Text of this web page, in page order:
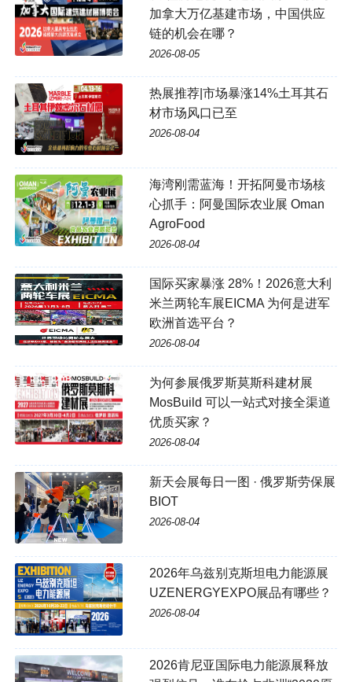
加拿大万亿基建市场，中国供应
链的机会在哪？
2026-08-05
热展推荐|市场暴涨14%土耳其石
材市场风口已至
2026-08-04
海湾刚需蓝海！开拓阿曼市场核
心抓手：阿曼国际农业展 Oman
AgroFood
2026-08-04
国际买家暴涨 28%！2026意大利
米兰两轮车展EICMA 为何是进军
欧洲首选平台？
2026-08-04
为何参展俄罗斯莫斯科建材展
MosBuild 可以一站式对接全渠道
优质买家？
2026-08-04
新天会展每日一图 · 俄罗斯劳保展
BIOT
2026-08-04
2026年乌兹别克斯坦电力能源展
UZENERGYEXPO展品有哪些？
2026-08-04
2026肯尼亚国际电力能源展释放